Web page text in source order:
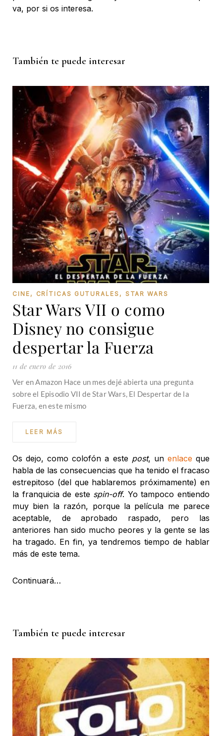
va, por si os interesa.
También te puede interesar
CINE , CRÍTICAS GUTURALES , STAR WARS
Star Wars VII o como
Disney no consigue
despertar la Fuerza
11 de enero de 2016
Ver en Amazon Hace un mes dejé abierta una pregunta
sobre el Episodio VII de Star Wars, El Despertar de la
Fuerza, en este mismo
LEER MÁS
Os dejo, como colofón a este post, un enlace que
habla de las consecuencias que ha tenido el fracaso
estrepitoso (del que hablaremos próximamente) en
la franquicia de este spin-off. Yo tampoco entiendo
muy bien la razón, porque la película me parece
aceptable, de aprobado raspado, pero las
anteriores han sido mucho peores y la gente se las
ha tragado. En fin, ya tendremos tiempo de hablar
más de este tema.
Continuará…
También te puede interesar